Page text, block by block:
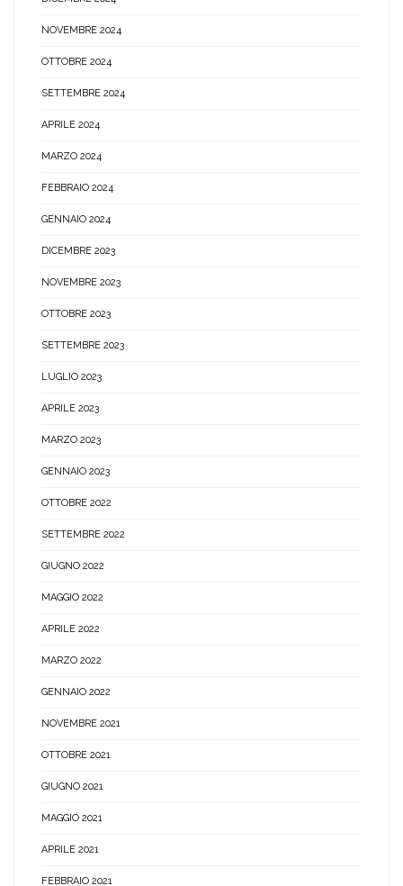
NOVEMBRE 2024
OTTOBRE 2024
SETTEMBRE 2024
APRILE 2024
MARZO 2024
FEBBRAIO 2024
GENNAIO 2024
DICEMBRE 2023
NOVEMBRE 2023
OTTOBRE 2023
SETTEMBRE 2023
LUGLIO 2023
APRILE 2023
MARZO 2023
GENNAIO 2023
OTTOBRE 2022
SETTEMBRE 2022
GIUGNO 2022
MAGGIO 2022
APRILE 2022
MARZO 2022
GENNAIO 2022
NOVEMBRE 2021
OTTOBRE 2021
GIUGNO 2021
MAGGIO 2021
APRILE 2021
FEBBRAIO 2021